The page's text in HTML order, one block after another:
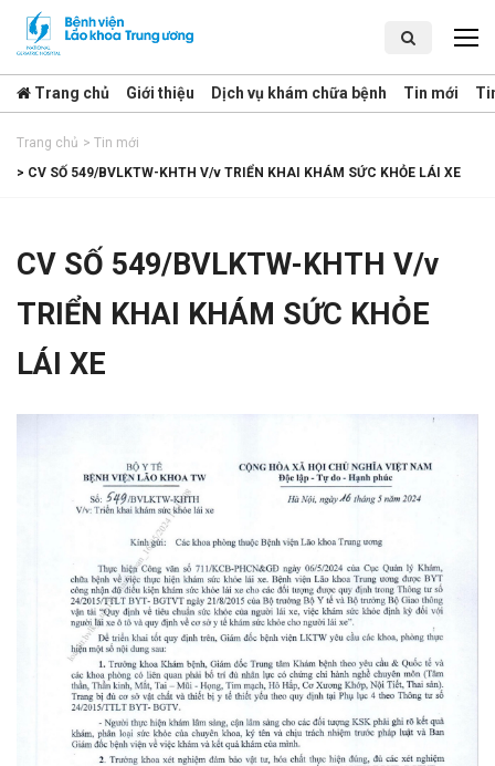
Trang chủ Giới thiệu Dịch vụ khám chữa bệnh Tin mới
Trang chủ > Tin mới
> CV SỐ 549/BVLKTW-KHTH V/v TRIỂN KHAI KHÁM SỨC KHỎE LÁI XE
CV SỐ 549/BVLKTW-KHTH V/v
TRIỂN KHAI KHÁM SỨC KHỎE
LÁI XE